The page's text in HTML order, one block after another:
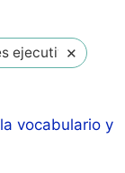
ejecutivas
×